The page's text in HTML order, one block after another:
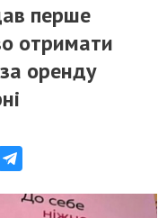
перше
отримати
оренду